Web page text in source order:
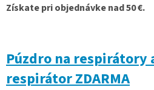
Získate pri objednávke nad 50 €.
Púzdro na respirátory
respirátor ZDARMA